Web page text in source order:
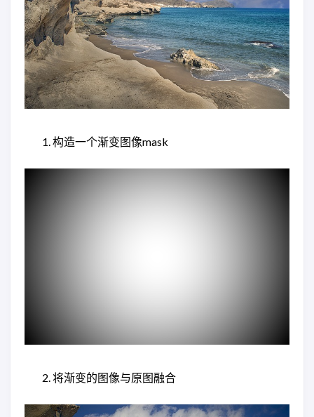
构造一个渐变图像mask
将渐变的图像与原图融合